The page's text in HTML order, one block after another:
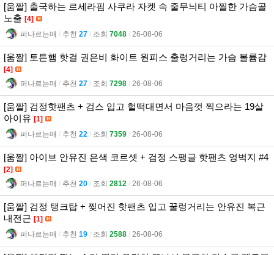
[움짤] 출국하는 르세라핌 사쿠라 자켓 속 줄무늬티 아찔한 가슴골
노출 [4]
퍼나르는매 l 추천 27 l 조회 7048 l 26-08-06
[움짤] 토튼햄 핫걸 권은비 화이트 원피스 출렁거리는 가슴 볼륨감
[4]
퍼나르는매 l 추천 27 l 조회 7298 l 26-08-06
[움짤] 검정핫팬츠 + 검스 입고 헐떡대면서 마음껏 찍으라는 19살
아이유 [1]
퍼나르는매 l 추천 22 l 조회 7359 l 26-08-06
[움짤] 아이브 안유진 은색 코르셋 + 검정 스팽글 핫팬츠 엉벅지 #4
[2]
퍼나르는매 l 추천 20 l 조회 2812 l 26-08-06
[움짤] 검정 탱크탑 + 찢어진 핫팬츠 입고 꿀렁거리는 안유진 복근
내전근 [1]
퍼나르는매 l 추천 19 l 조회 2588 l 26-08-06